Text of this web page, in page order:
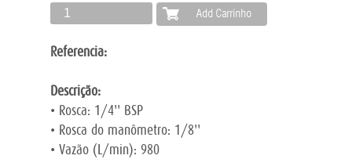
Referencia:
Descrição:
• Rosca: 1/4'' BSP
• Rosca do manômetro: 1/8''
• Vazão (L/min): 980